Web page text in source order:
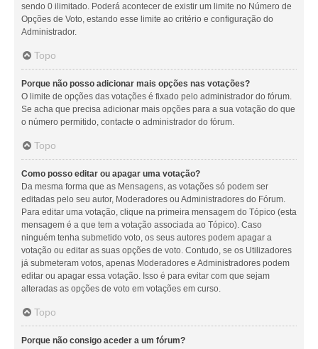
sendo 0 ilimitado. Poderá acontecer de existir um limite no Número de
Opções de Voto, estando esse limite ao critério e configuração do
Administrador.
Topo
Porque não posso adicionar mais opções nas votações?
O limite de opções das votações é fixado pelo administrador do fórum.
Se acha que precisa adicionar mais opções para a sua votação do que
o número permitido, contacte o administrador do fórum.
Topo
Como posso editar ou apagar uma votação?
Da mesma forma que as Mensagens, as votações só podem ser
editadas pelo seu autor, Moderadores ou Administradores do Fórum.
Para editar uma votação, clique na primeira mensagem do Tópico (esta
mensagem é a que tem a votação associada ao Tópico). Caso
ninguém tenha submetido voto, os seus autores podem apagar a
votação ou editar as suas opções de voto. Contudo, se os Utilizadores
já submeteram votos, apenas Moderadores e Administradores podem
editar ou apagar essa votação. Isso é para evitar com que sejam
alteradas as opções de voto em votações em curso.
Topo
Porque não consigo aceder a um fórum?